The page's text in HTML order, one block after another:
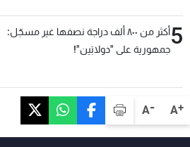
A+
A-
5
أكثر من ٨٠٠ ألف دراجة نصفها غير مسجّل:
جمهورية على "دولابَين"!